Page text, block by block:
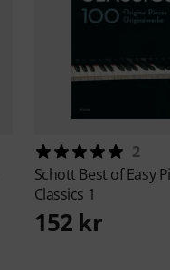
2
Schott Best of Easy
Classics 1
152 kr